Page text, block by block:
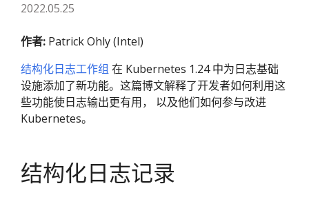
2022.05.25
作者: Patrick Ohly (Intel)
结构化日志工作组 在 Kubernetes 1.24 中为日志基础
设施添加了新功能。这篇博文解释了开发者如何利用这
些功能使日志输出更有用， 以及他们如何参与改进
Kubernetes。
结构化日志记录